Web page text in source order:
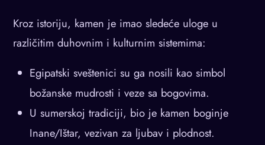
Kroz istoriju, kamen je imao sledeće uloge u
različitim duhovnim i kulturnim sistemima:
Egipatski sveštenici su ga nosili kao simbol
božanske mudrosti i veze sa bogovima.
U sumerskoj tradiciji, bio je kamen boginje
Inane/Ištar, vezivan za ljubav i plodnost.